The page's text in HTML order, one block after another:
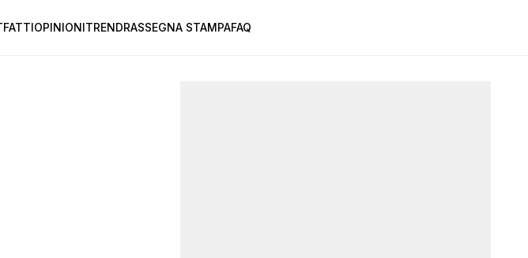
FATTIOPINIONITRENDRASSEGNA STAMPAFAQ